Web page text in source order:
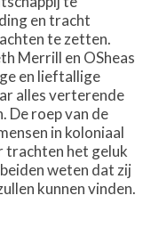
en tracht
te zetten.
en OSheas
en lieftallige
alles verterende
De roep van de
in koloniaal
trachten het geluk
weten dat zij
kunnen vinden.